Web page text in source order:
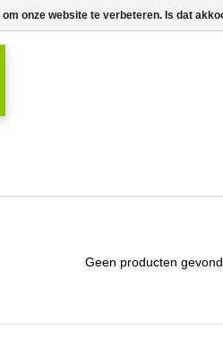
Geen producten
onze website te verbeteren. Is dat